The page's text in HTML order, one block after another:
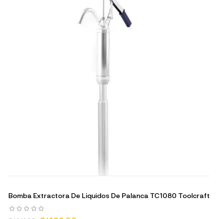
Bomba Extractora De Liquidos De Palanca TC1080 Toolcraft